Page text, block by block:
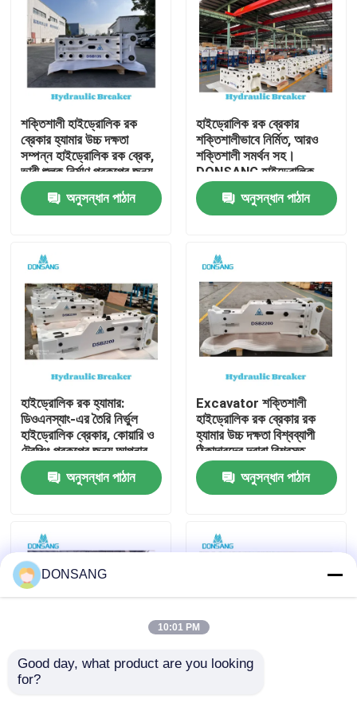
বাড়ি
পণ্য
VR প্রদর্শন
আমাদের সম্পর্কে
কারখানা ভ্রমণ
যোগাযোগ করুন
হাইড্রোলিক রক ব্রেকার
শক্তিশালী হাইড্রোলিক রক
ব্রেকার হ্যামার উচ্চ দক্ষতা
সম্পন্ন হাইড্রোলিক রক ব্রেক,
ভারী শুল্ক নির্মাণ প্রকল্পের জন্য,
পাথর ভাঙ্গা থেকে পুনর্ব্যবহার
পর্যন্ত DONSANG বহুমুখী
হাইড্রোলিক ব্রেকার, OEM
অনুসন্ধান পাঠান
হাইড্রোলিক রক ব্রেকার
শক্তিশালীভাবে নির্মিত, আরও
শক্তিশালী সমর্থন সহ।
DONSANG হাইড্রোলিক
ব্রেকার, ২৪/৭ বিশেষজ্ঞ সহায়তা
সহ। হাইড্রোলিক রক হ্যামার
অ্যাটাচমেন্ট, নির্মাণ যন্ত্রাংশ
অনুসন্ধান পাঠান
হাইড্রোলিক রক হ্যামার:
ডিওএনস্যাং-এর তৈরি নির্ভুল
হাইড্রোলিক ব্রেকার, কোয়ারি ও
ট্রেঞ্চিং প্রকল্পের জন্য আপনার
ভালো সহযোগী
অনুসন্ধান পাঠান
Excavator শক্তিশালী
হাইড্রোলিক রক ব্রেকার রক
হ্যামার উচ্চ দক্ষতা বিশ্বব্যাপী
ঠিকাদারদের দ্বারা বিশ্বস্ত
DONSANG লাইফটাইম
রক্ষণাবেক্ষণ নির্দেশিকা সহ
হাইড্রোলিক ব্রেকার
অনুসন্ধান পাঠান
হাইড্রোলিক ব্রেকার হ্যামার
DONSANG
10:01 PM
Good day, what product are you looking
for?